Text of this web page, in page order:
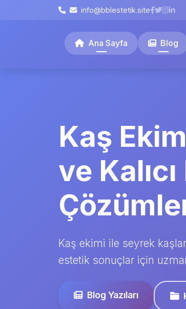
info@bblestetik.site
Ana Sayfa Blog
Kaş
ve
Kaş ekimi ile seyrek
estetik sonuçlar için
Blog Yazıları